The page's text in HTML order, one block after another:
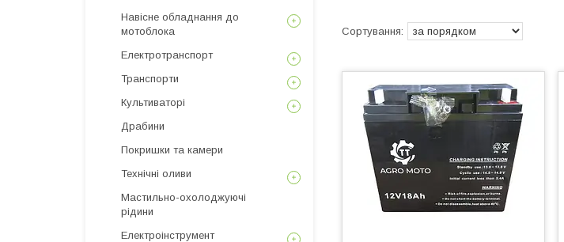
Навісне обладнання до
мотоблока
Електротранспорт
Транспорти
Культиваторі
Драбини
Покришки та камери
Технічні оливи
Мастильно-охолоджуючі
рідини
Електроінструмент